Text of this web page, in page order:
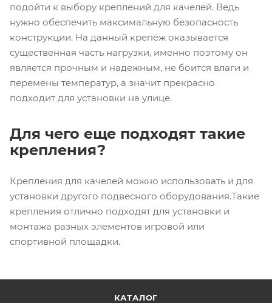
подойти к выбору креплений для качелей. Ведь
нужно обеспечить максимальную безопасность
конструкции. На данный крепёж оказывается
существенная часть нагрузки, именно поэтому он
является прочным и надежным, не боится влаги и
перемены температур, а значит прекрасно
подходит для установки на улице.
Для чего еще подходят такие
крепления?
Крепления для качелей можно использовать и для
установки другого подвесного оборудования.Такие
крепления отлично подходят для установки и
монтажа разных элементов игровой или
спортивной площадки.
КАТАЛОГ